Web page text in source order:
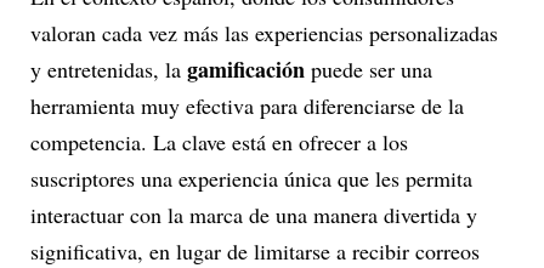
valoran cada vez más las experiencias personalizadas
y entretenidas, la gamificación puede ser una
herramienta muy efectiva para diferenciarse de la
competencia. La clave está en ofrecer a los
suscriptores una experiencia única que les permita
interactuar con la marca de una manera divertida y
significativa, en lugar de limitarse a recibir correos